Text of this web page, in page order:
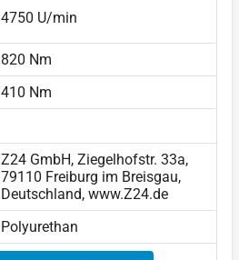
4750 U/min
820 Nm
410 Nm
Z24 GmbH, Ziegelhofstr. 33a,
79110 Freiburg im Breisgau,
Deutschland, www.Z24.de
Polyurethan